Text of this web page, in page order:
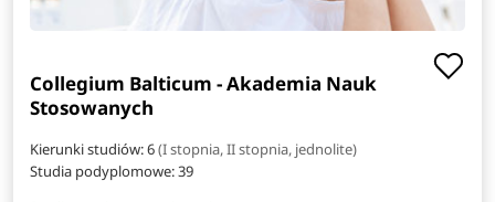
Collegium Balticum - Akademia Nauk
Stosowanych
Kierunki studiów: 6(I stopnia, II stopnia, jednolite)
Studia podyplomowe:39